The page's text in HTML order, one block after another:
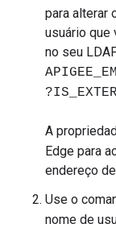
para alterar
usuário que
no seu
A
Edge para
endereço
Use o
nome de